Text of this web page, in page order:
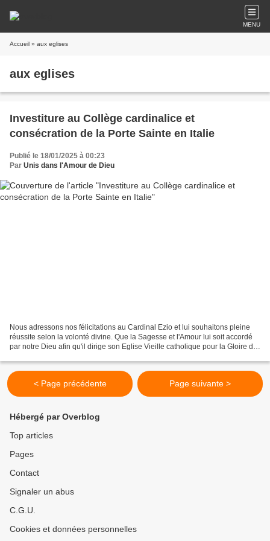
MENU
Accueil » aux eglises
aux eglises
Investiture au Collège cardinalice et
consécration de la Porte Sainte en Italie
Publié le 18/01/2025 à 00:23
Par Unis dans l'Amour de Dieu
Nous adressons nos félicitations au Cardinal Ezio et lui souhaitons pleine
réussite selon la volonté divine. Que la Sagesse et l'Amour lui soit accordé
par notre Dieu afin qu'il dirige son Eglise Vieille catholique pour la Gloire de
< Page précédente Page suivante >
Hébergé par Overblog
Top articles
Pages
Contact
Signaler un abus
C.G.U.
Cookies et données personnelles